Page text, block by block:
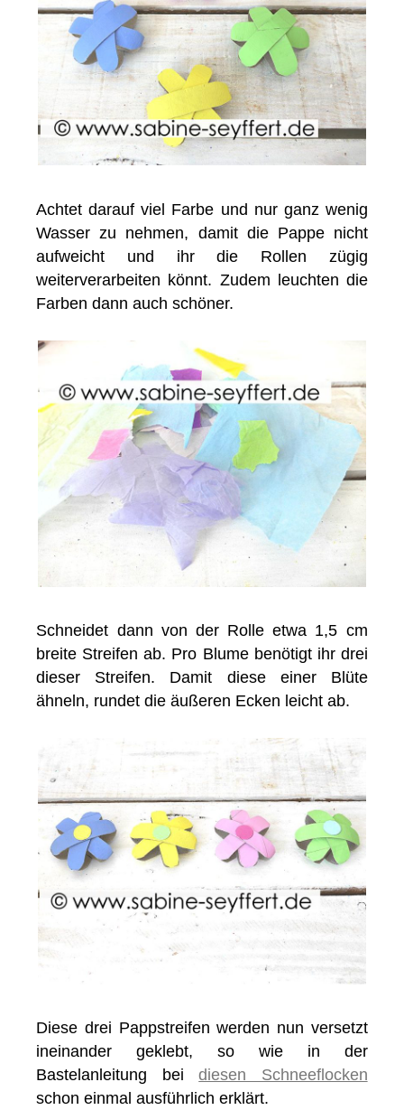
Achtet darauf viel Farbe und nur ganz wenig
Wasser zu nehmen, damit die Pappe nicht
aufweicht und ihr die Rollen zügig
weiterverarbeiten könnt. Zudem leuchten die
Farben dann auch schöner.
Schneidet dann von der Rolle etwa 1,5 cm
breite Streifen ab. Pro Blume benötigt ihr drei
dieser Streifen. Damit diese einer Blüte
ähneln, rundet die äußeren Ecken leicht ab.
Diese drei Pappstreifen werden nun versetzt
ineinander geklebt, so wie in der
Bastelanleitung beidiesen Schneeflocken
schon einmal ausführlich erklärt.